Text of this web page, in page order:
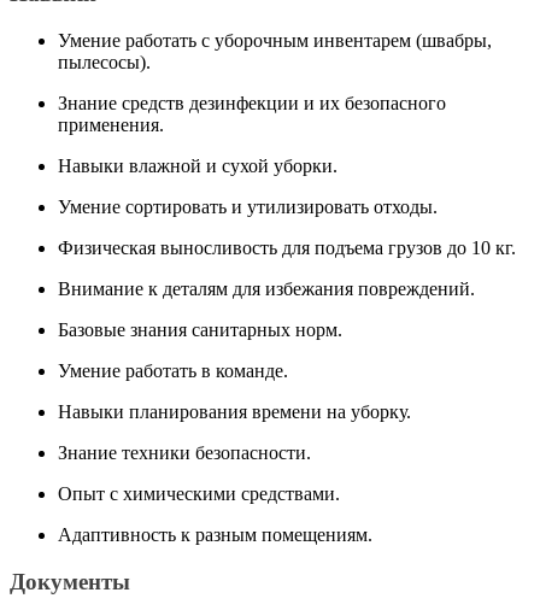
Умение работать с уборочным инвентарем (швабры,
пылесосы).
Знание средств дезинфекции и их безопасного
применения.
Навыки влажной и сухой уборки.
Умение сортировать и утилизировать отходы.
Физическая выносливость для подъема грузов до 10 кг.
Внимание к деталям для избежания повреждений.
Базовые знания санитарных норм.
Умение работать в команде.
Навыки планирования времени на уборку.
Знание техники безопасности.
Опыт с химическими средствами.
Адаптивность к разным помещениям.
Документы